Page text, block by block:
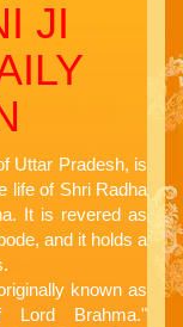
JI
Uttar Pradesh, is
life of Shri Radha
It is revered as
and it holds a
known as
Lord Brahma."